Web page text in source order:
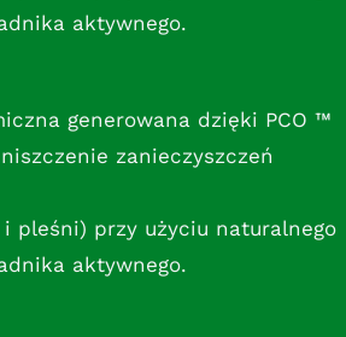
aktywnego.
generowana dzięki PCO ™
zanieczyszczeń
pleśni) przy użyciu naturalnego
aktywnego.